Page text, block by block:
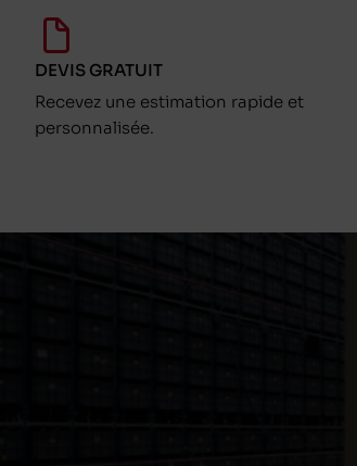
DEVIS GRATUIT
Recevez une estimation rapide et
personnalisée.